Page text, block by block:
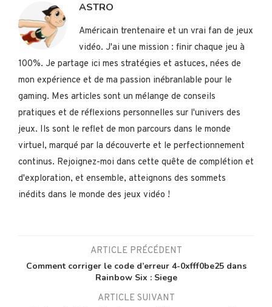
ASTRO
Américain trentenaire et un vrai fan de jeux
vidéo. J'ai une mission : finir chaque jeu à
100%. Je partage ici mes stratégies et astuces, nées de
mon expérience et de ma passion inébranlable pour le
gaming. Mes articles sont un mélange de conseils
pratiques et de réflexions personnelles sur l'univers des
jeux. Ils sont le reflet de mon parcours dans le monde
virtuel, marqué par la découverte et le perfectionnement
continus. Rejoignez-moi dans cette quête de complétion et
d'exploration, et ensemble, atteignons des sommets
inédits dans le monde des jeux vidéo !
ARTICLE PRÉCÉDENT
Comment corriger le code d’erreur 4-0xfff0be25 dans
Rainbow Six : Siege
ARTICLE SUIVANT